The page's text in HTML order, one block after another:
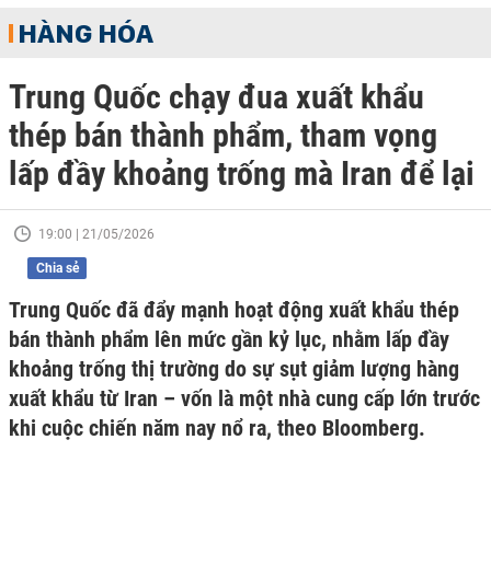
HÀNG HÓA
Trung Quốc chạy đua xuất khẩu
thép bán thành phẩm, tham vọng
lấp đầy khoảng trống mà Iran để lại
19:00 | 21/05/2026
Chia sẻ
Trung Quốc đã đẩy mạnh hoạt động xuất khẩu thép
bán thành phẩm lên mức gần kỷ lục, nhằm lấp đầy
khoảng trống thị trường do sự sụt giảm lượng hàng
xuất khẩu từ Iran – vốn là một nhà cung cấp lớn trước
khi cuộc chiến năm nay nổ ra, theo Bloomberg.